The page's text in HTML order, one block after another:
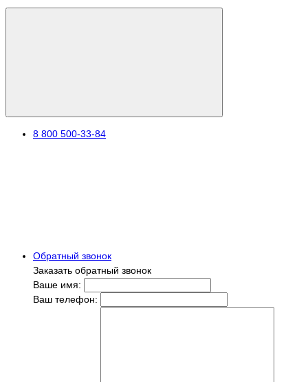
8 800 500-33-84
Обратный звонок
Заказать обратный звонок
Ваше имя:
Ваш телефон: